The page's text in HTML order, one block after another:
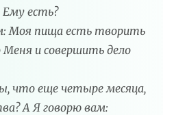
Ему есть?
Моя пища есть творить
и совершить дело
что еще четыре месяца,
А Я говорю вам: